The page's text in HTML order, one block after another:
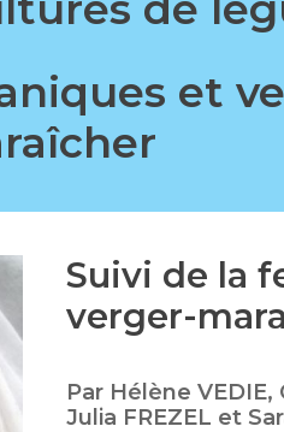
et
Suivi de la
verger-
Par Hélène VEDIE,
Julia FREZEL et